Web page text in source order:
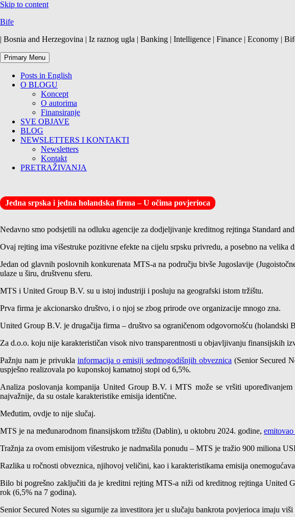
Skip to content
Bife
| Bosnia and Herzegovina | Iz raznog ugla | Banking | Intelligence | Finance | Economy |
Primary Menu
Posts in English
O BLOGU
Koncept
O autorima
Finansiranje
SVE OBJAVE
BLOG
NEWSLETTERS I KONTAKTI
Newsletters
Kontakt
PRETRAŽIVANJA
Jedna srpska i jedna holandska firma – U očima povjerioca
Nedavno smo podsjetili na odluku agencije za dodjeljivanje kreditnog rejtinga Standard
Ovaj rejting ima višestruke pozitivne efekte na cijelu srpsku privredu, a posebno na
Jedan od glavnih poslovnih konkurenata MTS-a na području bivše Jugoslavije
ulaze u širu, društvenu sferu.
MTS i United Group B.V. su u istoj industriji i posluju na geografski istom tržištu.
Prva firma je akcionarsko društvo, i o njoj se zbog prirode ove organizacije mnogo zna.
United Group B.V. je drugačija firma – društvo sa ograničenom odgovornošću (holandski
Za d.o.o. koju nije karakterističan visok nivo transparentnosti u objavljivanju finansijskih
Pažnju nam je privukla informacija o emisiji sedmogodišnjih obveznica (Senior Secured
uspješno realizovala po kuponskoj kamatnoj stopi od 6,5%.
Analiza poslovanja kompanija United Group B.V. i MTS može se vršiti
najvažnije, da su ostale karakteristike emisija identične.
Međutim, ovdje to nije slučaj.
MTS je na međunarodnom finansijskom tržištu (Dablin), u oktobru 2024. godine,
Tražnja za ovom emisijom višestruko je nadmašila ponudu – MTS je tražio 900 miliona
Razlika u ročnosti obveznica, njihovoj veličini, kao i karakteristikama emisija
Bilo bi pogrešno zaključiti da je kreditni rejting MTS-a niži od kreditnog rejtinga United
rok (6,5% na 7 godina).
Senior Secured Notes su sigurnije za investitora jer u slučaju bankrota povjerioca imaju